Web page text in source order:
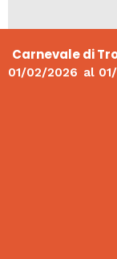
Carnevale di
01/02/2026 al